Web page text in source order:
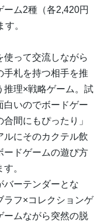
ム2種（各2,420円
。
使って交流しながら
手札を持つ相手を推
推理×戦略ゲーム。試
白いのでボードゲー
間にもぴったり」
ルにそのカクテル飲
ードゲームの遊び方
。
バーテンダーとな
ラフ×コレクションゲ
ームながら突然の脱